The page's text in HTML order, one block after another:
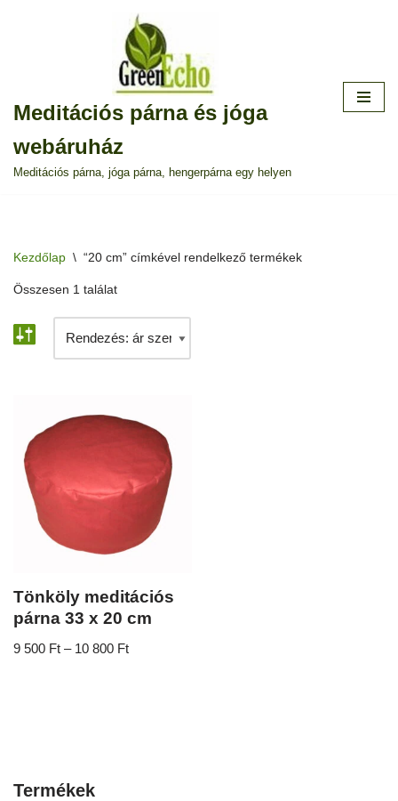
Meditációs párna és jóga
webáruház
Meditációs párna, jóga párna, hengerpárna egy helyen
Kezdőlap \ “20 cm” címkével rendelkező termékek
Összesen 1 találat
Tönköly meditációs
párna 33 x 20 cm
9 500 Ft – 10 800 Ft
Termékek